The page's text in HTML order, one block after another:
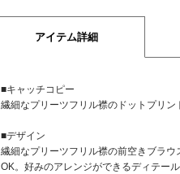
アイテム詳細
■キャッチコピー
繊細なプリーツフリル襟のドットプリン
■デザイン
繊細なプリーツフリル襟の前空きブラ
OK。好みのアレンジができるディテール